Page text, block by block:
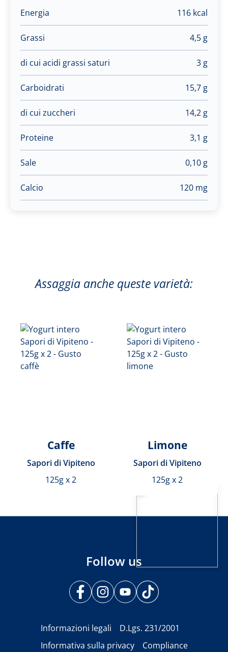
Energia 116 kcal
Grassi 4,5 g
di cui acidi grassi saturi 3 g
Carboidrati 15,7 g
di cui zuccheri 14,2 g
Proteine 3,1 g
Sale 0,10 g
Calcio 120 mg
Assaggia anche queste varietà:
Caffe
Sapori di Vipiteno
125g x 2
Limone
Sapori di Vipiteno
125g x 2
Follow us
Informazioni legali
D.Lgs. 231/2001
Informativa sulla privacy
Compliance